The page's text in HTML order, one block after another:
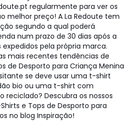
regularmente para ver os
melhor preço! A La Redoute tem
segundo a qual poderá
num prazo de 30 dias após a
pela própria marca.
mais recentes tendências de
de Desporto para Criança Menina
se deve usar uma t-shirt
bio ou uma t-shirt com
reciclado? Descubra os nossos
e Tops de Desporto para
no blog Inspiração!